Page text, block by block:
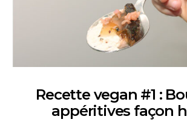
Recette vegan #1 :
appéritives façon